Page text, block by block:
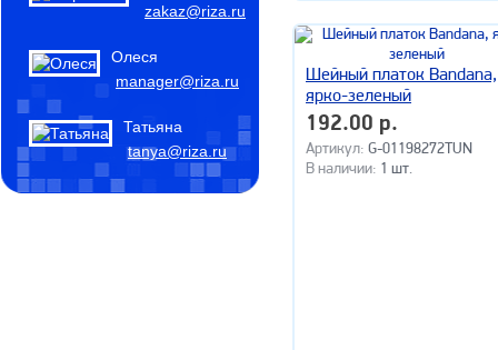
zakaz@riza.ru
Олеся
manager@riza.ru
Татьяна
tanya@riza.ru
Шейный платок Bandana,
ярко-зеленый
192.00 р.
Артикул: G-01198272TUN
В наличии: 1 шт.